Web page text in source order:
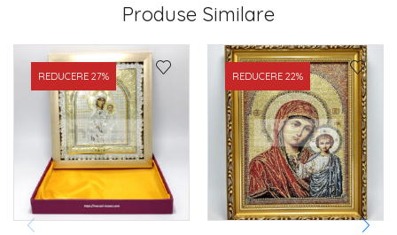
Produse Similare
REDUCERE 27% REDUCERE 22%